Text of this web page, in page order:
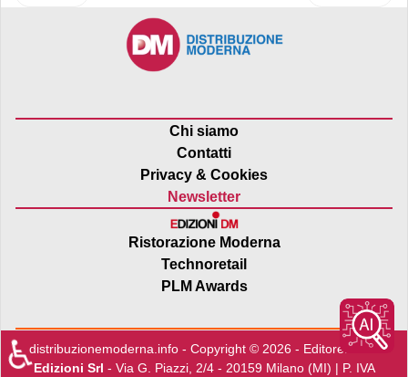
Chi siamo
Contatti
Privacy & Cookies
Newsletter
Ristorazione Moderna
Technoretail
PLM Awards
distribuzionemoderna.info - Copyright © 2026 - Editore:Edra
Edizioni Srl - Via G. Piazzi, 2/4 - 20159 Milano (MI) | P. IVA